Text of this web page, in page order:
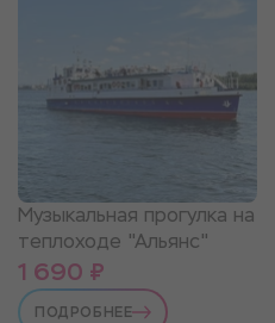
Музыкальная прогулка на
теплоходе "Альянс"
1 690 ₽
ПОДРОБНЕЕ